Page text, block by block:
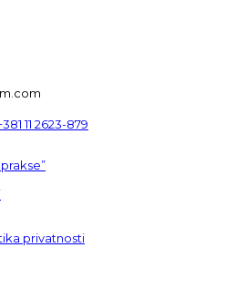
11 2623-879
privatnosti